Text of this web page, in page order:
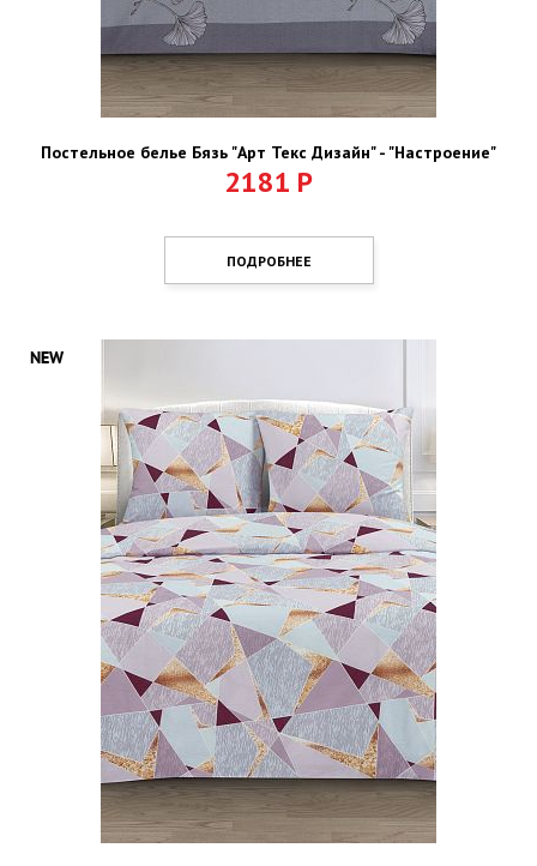
Постельное белье Бязь "Арт Текс Дизайн" - "Настроение"
2181 Р
ПОДРОБНЕЕ